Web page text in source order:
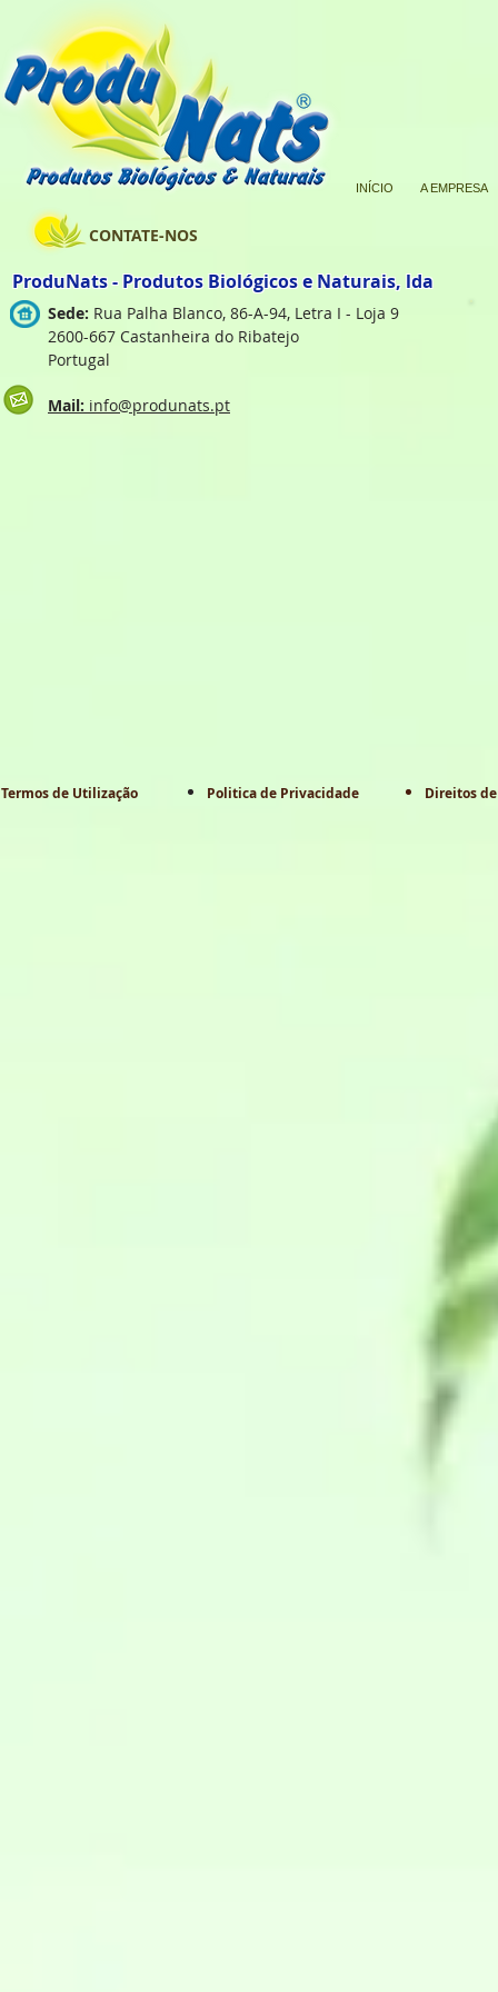
CONTATE-NOS
INÍCIO A EMPRESA
ProduNats - Produtos Biológicos e Naturais, lda
Sede: Rua Palha Blanco, 86-A-94, Letra I - Loja 9
2600-667 Castanheira do Ribatejo
Portugal
Mail: info@produnats.pt
Termos de Utilização Politica de Privacidade Direitos